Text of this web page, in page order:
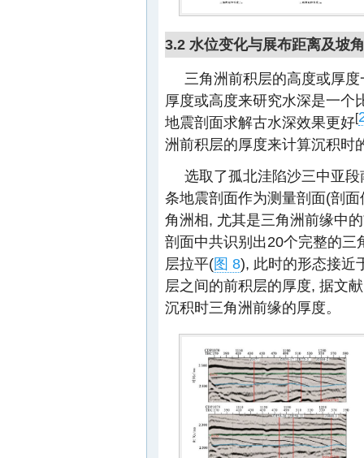
3.2 水位变化与展布距离及坡
三角洲前积层的高度或厚
厚度或高度来研究水深是一个
地震剖面求解古水深效果更好[
洲前积层的厚度来计算沉积时
选取了孤北洼陷沙三中亚
条地震剖面作为测量剖面(剖面
角洲相, 尤其是三角洲前缘中
剖面中共识别出20个完整的
层拉平(图 8), 此时的形态接近
层之间的前积层的厚度, 据文
沉积时三角洲前缘的厚度。